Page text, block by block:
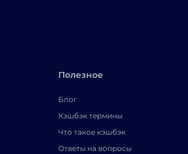
Полезное
Блог
Кэшбэк термины
Что такое кэшбэк
Ответы на вопросы